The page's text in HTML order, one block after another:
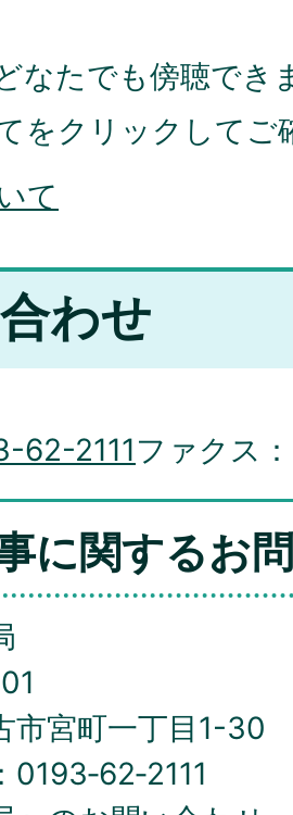
なたでも傍聴でき
をクリックしてご
て
わせ
62-2111ファクス
に関するお
市宮町一丁目1-30
0193‐62‐2111